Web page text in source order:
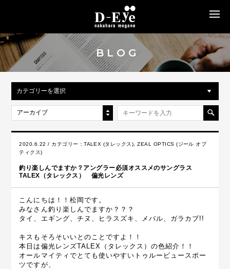
BLOG
カテゴリーを選択
アーカイブ
2020.6.22 / カテゴリー：TALEX (タレックス) ,ZEAL OPTICS (ジール オプ
ティクス)
釣り楽しんでますか？アングラー必須オススメのサングラス
TALEX（タレックス） 偏光レンズ
こんにちは！！松岡です。
みなさん釣り楽しんでますか？？？
タイ、エギング、チヌ、ヒラスズキ、メバル、ガラカブ!!
キスもそろそいいとのことですよ！！
本日は偏光レンズTALEX（タレックス）の色紹介！！
オールマイティでとても使いやすいトゥルービュースポー
ツですが、